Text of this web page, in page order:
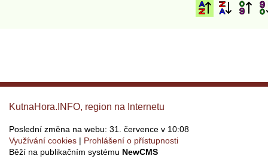
KutnaHora.INFO, region na Internetu
Poslední změna na webu: 31. července v 10:08
Využívání cookies
Prohlášení o přístupnosti
Běží na publikačním systému NewCMS